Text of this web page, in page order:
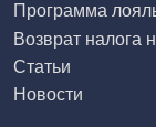
Программа
Возврат налога
Статьи
Новости